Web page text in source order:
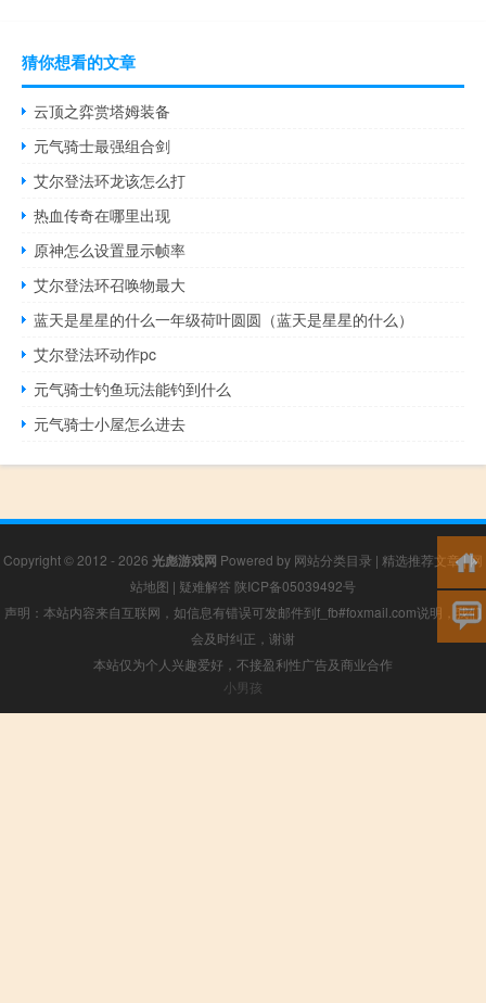
猜你想看的文章
云顶之弈赏塔姆装备
元气骑士最强组合剑
艾尔登法环龙该怎么打
热血传奇在哪里出现
原神怎么设置显示帧率
艾尔登法环召唤物最大
蓝天是星星的什么一年级荷叶圆圆（蓝天是星星的什么）
艾尔登法环动作pc
元气骑士钓鱼玩法能钓到什么
元气骑士小屋怎么进去
Copyright © 2012 - 2026 光彪游戏网 Powered by 网站分类目录 | 精选推荐文章|网
站地图 | 疑难解答 陕ICP备05039492号
声明：本站内容来自互联网，如信息有错误可发邮件到f_fb#foxmail.com说明，我们
会及时纠正，谢谢
本站仅为个人兴趣爱好，不接盈利性广告及商业合作
小男孩